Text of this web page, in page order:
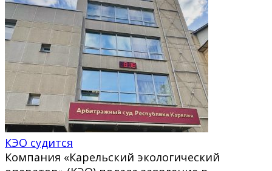
КЭО судится
Компания «Карельский экологический